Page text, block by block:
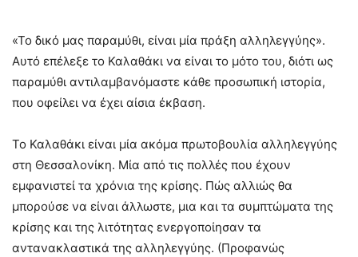
«Το δικό μας παραμύθι, είναι μία πράξη αλληλεγγύης».
Αυτό επέλεξε το Καλαθάκι να είναι το μότο του, διότι ως
παραμύθι αντιλαμβανόμαστε κάθε προσωπική ιστορία,
που οφείλει να έχει αίσια έκβαση.
Το Καλαθάκι είναι μία ακόμα πρωτοβουλία αλληλεγγύης
στη Θεσσαλονίκη. Μία από τις πολλές που έχουν
εμφανιστεί τα χρόνια της κρίσης. Πώς αλλιώς θα
μπορούσε να είναι άλλωστε, μια και τα συμπτώματα της
κρίσης και της λιτότητας ενεργοποίησαν τα
αντανακλαστικά της αλληλεγγύης. (Προφανώς